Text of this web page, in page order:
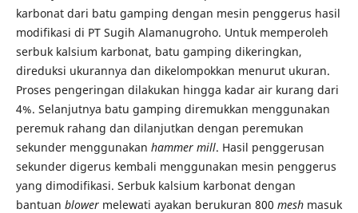
karbonat dari batu gamping dengan mesin penggerus hasil
modifikasi di PT Sugih Alamanugroho. Untuk memperoleh
serbuk kalsium karbonat, batu gamping dikeringkan,
direduksi ukurannya dan dikelompokkan menurut ukuran.
Proses pengeringan dilakukan hingga kadar air kurang dari
4%. Selanjutnya batu gamping diremukkan menggunakan
peremuk rahang dan dilanjutkan dengan peremukan
sekunder menggunakan hammer mill. Hasil penggerusan
sekunder digerus kembali menggunakan mesin penggerus
yang dimodifikasi. Serbuk kalsium karbonat dengan
bantuan blowermelewati ayakan berukuran 800 meshmasuk